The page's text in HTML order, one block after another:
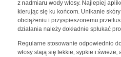
z nadmiaru wody włosy. Najlepiej
kierując się ku końcom. Unikanie
obciążeniu i przyspieszonemu
działania należy dokładnie spłukać
Regularne stosowanie odpowiednio
włosy stają się lekkie, sypkie i świeże,